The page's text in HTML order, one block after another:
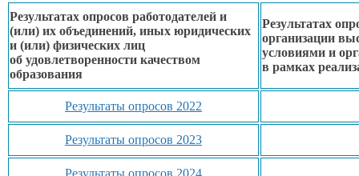
Результатах опросов работодателей и
(или) их объединений, иных юридических
и (или) физических лиц
об удовлетворенности качеством
образования
Результатах
организации
условиями и
в рамках
Результаты опросов 2022
Результаты опросов 2023
Результаты опросов 2024